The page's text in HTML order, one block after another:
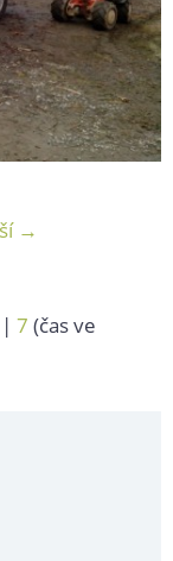
→
| 7 (čas ve